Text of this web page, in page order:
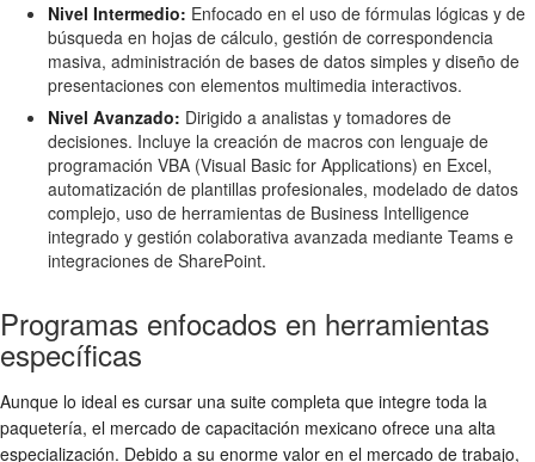
Nivel Intermedio: Enfocado en el uso de fórmulas lógicas y de
búsqueda en hojas de cálculo, gestión de correspondencia
masiva, administración de bases de datos simples y diseño de
presentaciones con elementos multimedia interactivos.
Nivel Avanzado: Dirigido a analistas y tomadores de
decisiones. Incluye la creación de macros con lenguaje de
programación VBA (Visual Basic for Applications) en Excel,
automatización de plantillas profesionales, modelado de datos
complejo, uso de herramientas de Business Intelligence
integrado y gestión colaborativa avanzada mediante Teams e
integraciones de SharePoint.
Programas enfocados en herramientas
específicas
Aunque lo ideal es cursar una suite completa que integre toda la
paquetería, el mercado de capacitación mexicano ofrece una alta
especialización. Debido a su enorme valor en el mercado de trabajo,